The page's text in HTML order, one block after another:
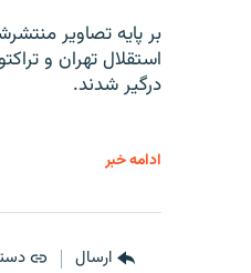
بر پایه تصاویر
استقلال تهران و
درگیر شدند.
ادامه خبر
ارسال